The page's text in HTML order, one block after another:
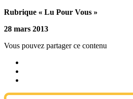
Rubrique « Lu Pour Vous »
28 mars 2013
Vous pouvez partager ce contenu